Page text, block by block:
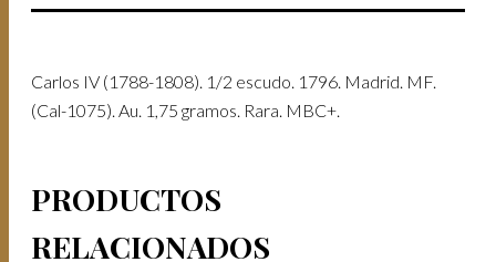
Carlos IV (1788-1808). 1/2 escudo. 1796. Madrid. MF.
(Cal-1075). Au. 1,75 gramos. Rara. MBC+.
PRODUCTOS
RELACIONADOS